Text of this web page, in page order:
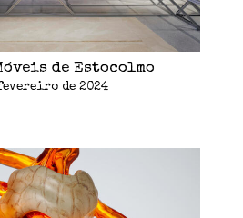
de Estocolmo
de 2024